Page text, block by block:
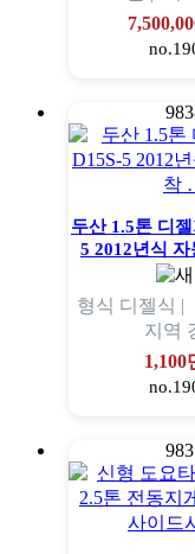
두산 1.5톤 디
5 2012년식
형식 디젤식 |
지역
1,100